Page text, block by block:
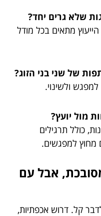
שלא גרים יחד?
מתאים בכל מודל
של שני בני הזוג?
ולשינוי.
מול יועץ?
כולל תרגילים
למפגשים.
אבל עם
קל. דרוש אכפתיות,